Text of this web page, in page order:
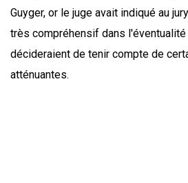
Guyger, or le juge avait indiqué au
très compréhensif dans
décideraient de tenir compte de
atténuantes.